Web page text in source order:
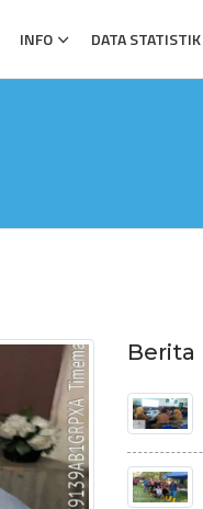
INFO DATA STATISTIK
Berita